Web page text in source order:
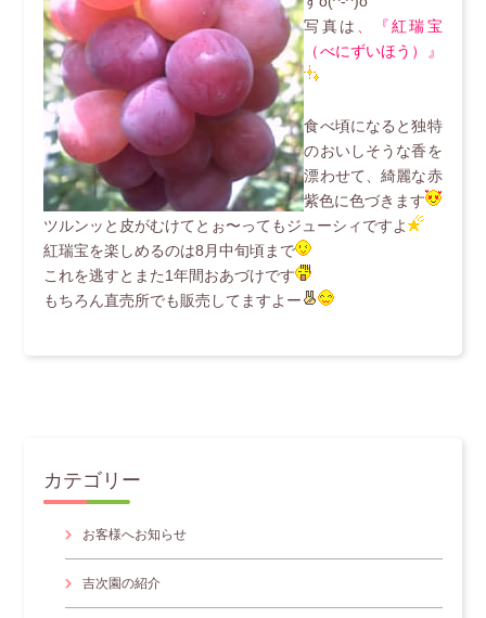
写真は
『紅瑞宝
（べにずいほう）』
食べ頃になると独特
のおいしそうな香を
漂わせて、綺麗な赤
紫色に色づきます
ツルンッと皮がむけてとぉ〜ってもジューシィですよ
紅瑞宝を楽しめるのは8月中旬頃まで
これを逃すとまた1年間おあづけです
もちろん直売所でも販売してますよー
カテゴリー
お客様へお知らせ
吉次園の紹介